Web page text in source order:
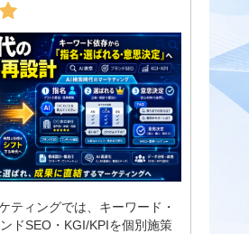
ティングでは、キーワード・
ドSEO・KGI/KPIを個別施策